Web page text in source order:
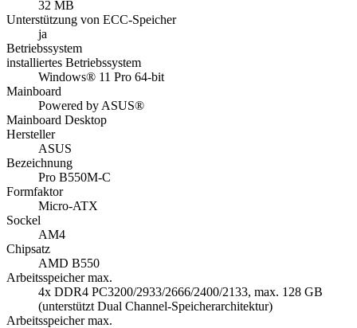
32 MB
Unterstützung von ECC-Speicher
ja
Betriebssystem
installiertes Betriebssystem
Windows® 11 Pro 64-bit
Mainboard
Powered by ASUS®
Mainboard Desktop
Hersteller
ASUS
Bezeichnung
Pro B550M-C
Formfaktor
Micro-ATX
Sockel
AM4
Chipsatz
AMD B550
Arbeitsspeicher max.
4x DDR4 PC3200/2933/2666/2400/2133, max. 128 GB
(unterstützt Dual Channel-Speicherarchitektur)
Arbeitsspeicher max.